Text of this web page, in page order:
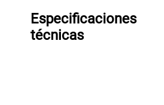
Especificaciones
técnicas